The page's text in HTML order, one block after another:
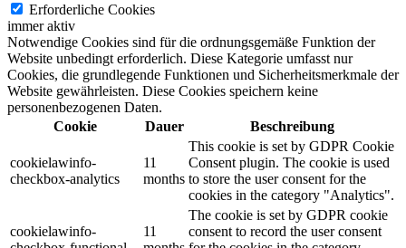
Erforderliche Cookies
immer aktiv
Notwendige Cookies sind für die ordnungsgemäße Funktion der
Website unbedingt erforderlich. Diese Kategorie umfasst nur
Cookies, die grundlegende Funktionen und Sicherheitsmerkmale der
Website gewährleisten. Diese Cookies speichern keine
personenbezogenen Daten.
Cookie
Dauer Beschreibung
cookielawinfo-
checkbox-analytics
11
months
This cookie is set by GDPR Cookie
Consent plugin. The cookie is used
to store the user consent for the
cookies in the category "Analytics".
cookielawinfo-
11
The cookie is set by GDPR cookie
consent to record the user consent